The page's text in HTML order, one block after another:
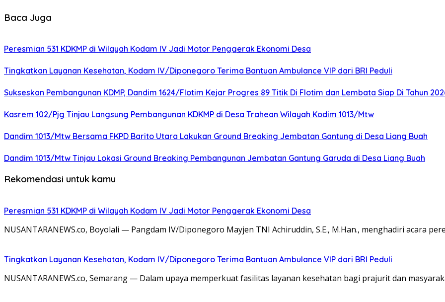
Baca Juga
Peresmian 531 KDKMP di Wilayah Kodam IV Jadi Motor Penggerak Ekonomi Desa
Tingkatkan Layanan Kesehatan, Kodam IV/Diponegoro Terima Bantuan Ambulance VIP dari BRI Peduli
Sukseskan Pembangunan KDMP, Dandim 1624/Flotim Kejar Progres 89 Titik Di Flotim dan Lembata Siap Di Tahun
Kasrem 102/Pjg Tinjau Langsung Pembangunan KDKMP di Desa Trahean Wilayah Kodim 1013/Mtw
Dandim 1013/Mtw Bersama FKPD Barito Utara Lakukan Ground Breaking Jembatan Gantung di Desa Liang Buah
Dandim 1013/Mtw Tinjau Lokasi Ground Breaking Pembangunan Jembatan Gantung Garuda di Desa Liang Buah
Rekomendasi untuk kamu
Peresmian 531 KDKMP di Wilayah Kodam IV Jadi Motor Penggerak Ekonomi Desa
NUSANTARANEWS.co, Boyolali — Pangdam IV/Diponegoro Mayjen TNI Achiruddin, S.E., M.Han., menghadiri acara
Tingkatkan Layanan Kesehatan, Kodam IV/Diponegoro Terima Bantuan Ambulance VIP dari BRI Peduli
NUSANTARANEWS.co, Semarang — Dalam upaya memperkuat fasilitas layanan kesehatan bagi prajurit dan